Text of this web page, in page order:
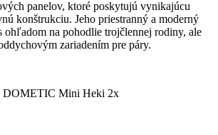
panelov, ktoré poskytujú vynikajúcu
konštrukciu. Jeho priestranný a moderný
ohľadom na pohodlie trojčlennej rodiny, ale
zariadením pre páry.
DOMETIC Mini Heki 2x